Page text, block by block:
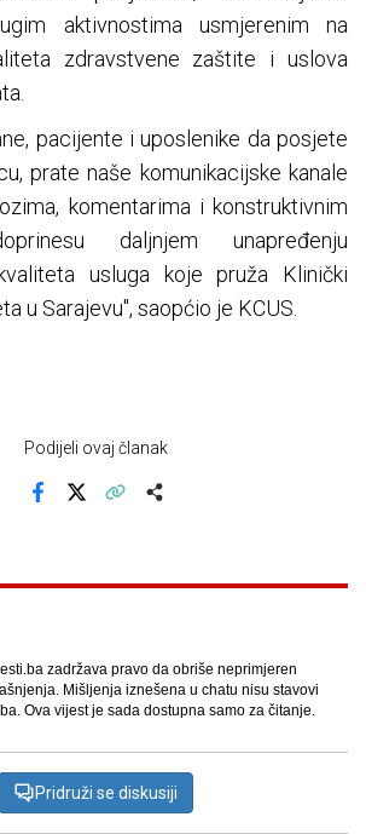
aktivnostima usmjerenim na
zdravstvene zaštite i uslova
pacijente i uposlenike da posjete
prate naše komunikacijske kanale
komentarima i konstruktivnim
daljnjem unapređenju
usluga koje pruža Klinički
u Sarajevu", saopćio je KCUS.
Podijeli ovaj članak
zadržava pravo da obriše neprimjeren
Mišljenja iznešena u chatu nisu stavovi
Ova vijest je sada dostupna samo za čitanje.
Pridruži se diskusiji